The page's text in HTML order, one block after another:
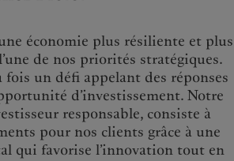
économie plus résiliente et plus
de nos priorités stratégiques.
fois un défi appelant des réponses
d’investissement. Notre
responsable, consiste à
pour nos clients grâce à une
qui favorise l’innovation tout en